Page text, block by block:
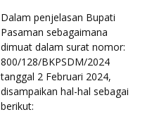
Dalam penjelasan Bupati
Pasaman sebagaimana
dimuat dalam surat nomor:
800/128/BKPSDM/2024
tanggal 2 Februari 2024,
disampaikan hal-hal sebagai
berikut: